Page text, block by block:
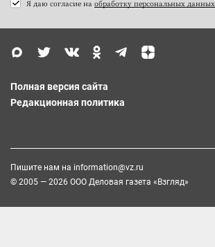
Я даю согласие на обработку персональных данных
Полная версия сайта
Редакционная политика
Пишите нам на information@vz.ru
© 2005 — 2026 ООО Деловая газета «Взгляд»